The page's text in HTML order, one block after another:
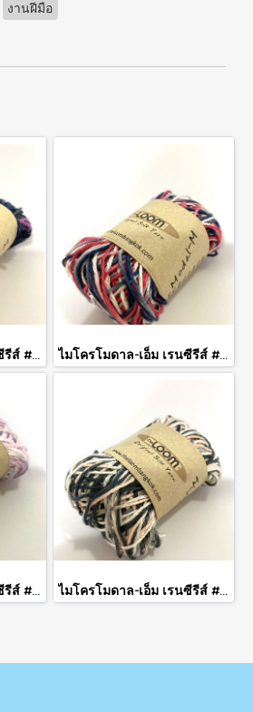
งานฝีมือ
ไมโครโมดาล-เอ็ม เรนซีรีส์ #305 ไมโครโมดาล-เอ็ม เรนซีรีส์ #303
ไมโครโมดาล-เอ็ม เรนซีรีส์ #301 ไมโครโมดาล-เอ็ม เรนซีรีส์ #302